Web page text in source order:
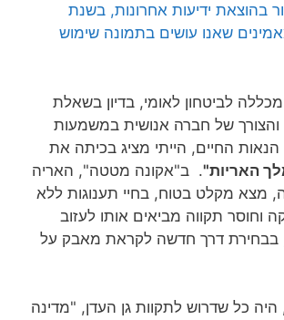
בהוצאת ידיעות אחרונות, בשנת
מאמינים שאנו עושים בתמונה שימוש
לביטחון לאומי, בדיון בשאלת
והצורך של חברה אנושית במשמעות
החיים, הייתי מציג בכיתה את
האריות". ב"אקונה מטטה", האריה
מצא מקלט בטוח, בחיי תענוגות ללא
וחוסר תקווה מביאים אותו לעזוב
בבחירת דרך חדשה לקראת מאבק על
כל שדרוש לתקוות גן העדן, "מדינה